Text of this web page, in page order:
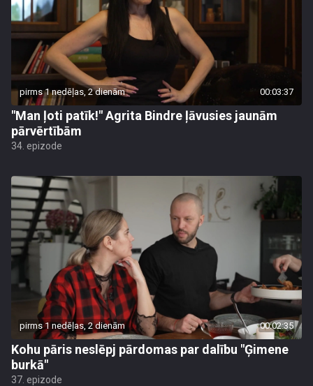
pirms 1 nedēļas, 2 dienām 00:03:37
"Man ļoti patīk!" Agrita Bindre ļāvusies jaunām
pārvērtībām
34. epizode
pirms 1 nedēļas, 2 dienām 00:02:35
Kohu pāris neslēpj pārdomas par dalību "Ģimene
burkā"
37. epizode